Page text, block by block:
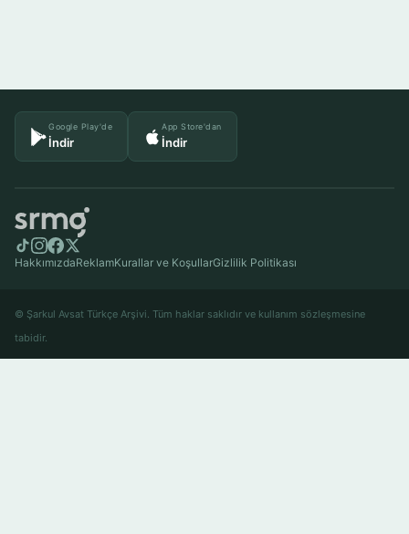
Google Play'de
İndir
App Store'dan
İndir
HakkımızdaReklamKurallar ve KoşullarGizlilik Politikası
© Şarkul Avsat Türkçe Arşivi. Tüm haklar saklıdır ve kullanım sözleşmesine
tabidir.